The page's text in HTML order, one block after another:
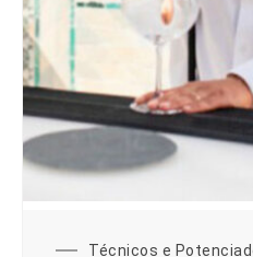
Técnicos e